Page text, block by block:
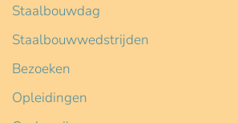
Staalbouwdag
Staalbouwwedstrijden
Bezoeken
Opleidingen